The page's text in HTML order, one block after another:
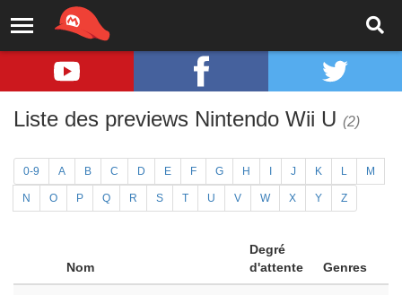
Liste des previews Nintendo Wii U (2)
0-9 A B C D E F G H J K L M
N O P Q R S T U V W X Y Z
Nom
Degré
d'attente
Genres